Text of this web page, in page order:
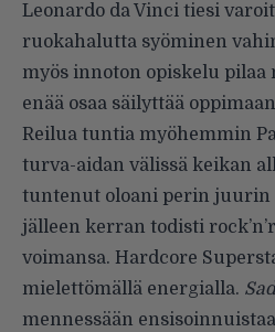
Leonardo da Vinci tiesi
ruokahalutta syöminen
myös innoton opiskelu
enää osaa säilyttää
Reilua tuntia myöhemmin
turva-aidan välissä keikan
tuntenut oloani perin juurin
jälleen kerran todisti
voimansa. Hardcore
mielettömällä energialla.
mennessään